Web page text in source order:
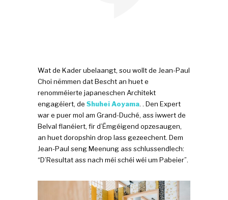
Wat de Kader ubelaangt, sou wollt de Jean-Paul
Choi nëmmen dat Bescht an huet e
renomméierte japaneschen Architekt
engagéiert, de Shuhei Aoyama. . Den Expert
war e puer mol am Grand-Duché, ass iwwert de
Belval flanéiert, fir d’Ëmgéigend opzesaugen,
an huet doropshin drop lass gezeechent. Dem
Jean-Paul seng Meenung ass schlussendlech:
“D’Resultat ass nach méi schéi wéi um Pabeier”.